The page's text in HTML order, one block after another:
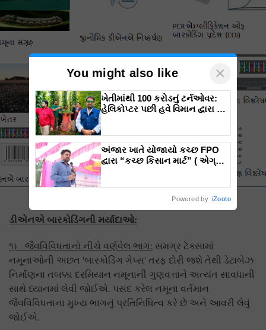
ડીએનએ બારકોડિંગ જંતુ પ્રક્રિયા
ડીએનએ બારકોડિંગની મર્યાદાઓ:
૧) જૈવવિવિધતાનો નીચે વર્ણવેલ ભાગ: સમગ્ર ટેક્સામાં
નમૂનાઓની અછત 'બારકોડિંગ ગેપ્સ' તરફ દોરી જશે તેથી ડેટાબેઝ
નિર્માણના તબક્કા દરમિયાન નમૂનાની ગુણવત્તાને અત્યંત સાવધાની
સાથે ધ્યાનમાં લેવી જોઈએ. પસંદ કરેલ નમૂના વર્તમાન
જૈવવિવિધતાના મુખ્ય ભાગનું પ્રતિનિધિત્વ કરે છે અને આવરી લેવું
જોઈએ.
You might also like ×
ખેતીમાંથી 100 કરોડનું ટર્નઓવર:
હેલિકોપ્ટર પછી હવે વિમાન દ્વારા કૃષિ
અંજાર ખાતે યોજાયો કચ્છ FPO
દ્વારા “કચ્છ કિસાન માર્ટ” ( એગ્રી
Powered by iZooto